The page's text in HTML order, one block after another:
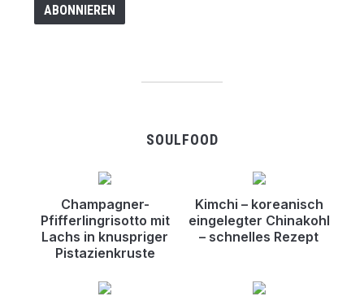
SOULFOOD
Champagner-
Pfifferlingrisotto mit
Lachs in knuspriger
Pistazienkruste
Kimchi – koreanisch
eingelegter Chinakohl
– schnelles Rezept